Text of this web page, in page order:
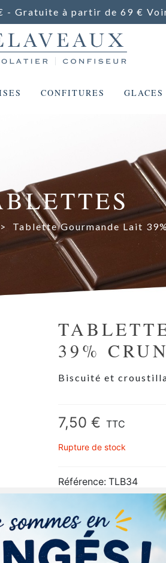
- Gratuite à partir de 69 €
CONFITURES
> Tablette Gourmande Lait
39%
Biscuité et
7,50 € TTC
Rupture de stock
Référence: TLB34